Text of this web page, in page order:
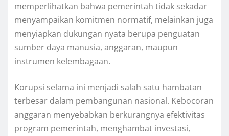
memperlihatkan bahwa pemerintah tidak sekadar
menyampaikan komitmen normatif, melainkan juga
menyiapkan dukungan nyata berupa penguatan
sumber daya manusia, anggaran, maupun
instrumen kelembagaan.
Korupsi selama ini menjadi salah satu hambatan
terbesar dalam pembangunan nasional. Kebocoran
anggaran menyebabkan berkurangnya efektivitas
program pemerintah, menghambat investasi,